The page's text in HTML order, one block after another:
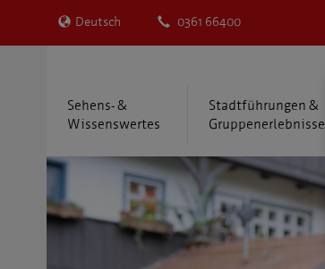
Deutsch 0361 66400
Sehens- &
Wissenswertes
Stadtführungen &
Gruppenerlebnisse